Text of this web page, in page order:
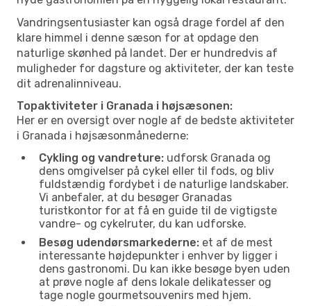
Vandringsentusiaster kan også drage fordel af den
klare himmel i denne sæson for at opdage den
naturlige skønhed på landet. Der er hundredvis af
muligheder for dagsture og aktiviteter, der kan teste
dit adrenalinniveau.
Topaktiviteter i Granada i højsæsonen:
Her er en oversigt over nogle af de bedste aktiviteter
i Granada i højsæsonmånederne:
Cykling og vandreture: udforsk Granada og
dens omgivelser på cykel eller til fods, og bliv
fuldstændig fordybet i de naturlige landskaber.
Vi anbefaler, at du besøger Granadas
turistkontor for at få en guide til de vigtigste
vandre- og cykelruter, du kan udforske.
Besøg udendørsmarkederne: et af de mest
interessante højdepunkter i enhver by ligger i
dens gastronomi. Du kan ikke besøge byen uden
at prøve nogle af dens lokale delikatesser og
tage nogle gourmetsouvenirs med hjem.